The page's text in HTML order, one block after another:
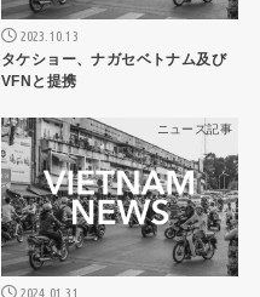
2023.10.13
タケショー、ナガセベトナム及び
VFNと提携
ニュース記事
2024.01.31